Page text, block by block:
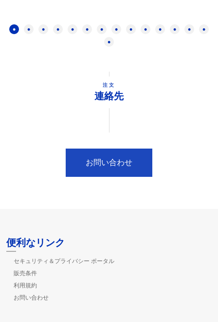
注文
連絡先
お問い合わせ
便利なリンク
セキュリティ＆プライバシー ポータル
販売条件
利用規約
お問い合わせ